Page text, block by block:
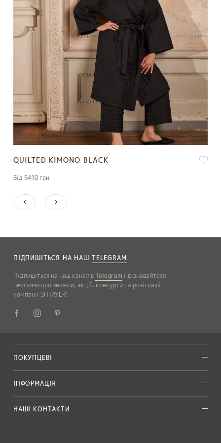
QUILTED KIMONO BLACK
Вiд 5410 грн
ПІДПИШІТЬСЯ НА НАШ TELEGRAM
Підпишіться на наш канал вTelegram і дізнавайтеся
першими про знижки, акції, конкурси та розіграші
компанії SHTAYER!
ПОКУПЦЕВІ
ІНФОРМАЦІЯ
НАШІ КОНТАКТИ